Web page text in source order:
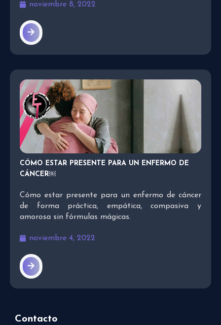
noviembre 8, 2022
CÓMO ESTAR PRESENTE PARA UN ENFERMO DE
CÁNCER￼
Cómo estar presente para un enfermo de cáncer
de forma práctica, empática, compasiva y
amorosa sin fórmulas mágicas.
noviembre 4, 2022
Contacto